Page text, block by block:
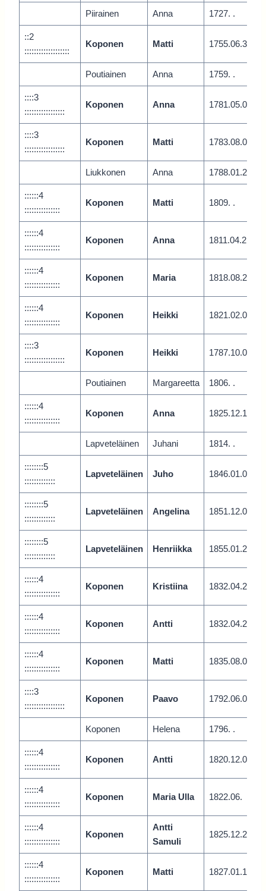
Piirainen Anna 1727. .
::2
:::::::::::::::::::
Koponen Matti 1755.06.3
Poutiainen Anna 1759. .
::::3
:::::::::::::::::
Koponen Anna 1781.05.0
::::3
:::::::::::::::::
Koponen Matti 1783.08.0
Liukkonen Anna 1788.01.2
::::::4
:::::::::::::::
Koponen Matti 1809. .
::::::4
:::::::::::::::
Koponen Anna 1811.04.2
::::::4
:::::::::::::::
Koponen Maria 1818.08.2
::::::4
:::::::::::::::
Koponen Heikki 1821.02.0
::::3
:::::::::::::::::
Koponen Heikki 1787.10.0
Poutiainen Margareetta 1806. .
::::::4
:::::::::::::::
Koponen Anna 1825.12.1
Lapveteläinen Juhani 1814. .
::::::::5
:::::::::::::
Lapveteläinen Juho 1846.01.0
::::::::5
:::::::::::::
Lapveteläinen Angelina 1851.12.0
::::::::5
:::::::::::::
Lapveteläinen Henriikka 1855.01.2
::::::4
:::::::::::::::
Koponen Kristiina 1832.04.2
::::::4
:::::::::::::::
Koponen Antti 1832.04.2
::::::4
:::::::::::::::
Koponen Matti 1835.08.0
::::3
:::::::::::::::::
Koponen Paavo 1792.06.0
Koponen Helena 1796. .
::::::4
:::::::::::::::
Koponen Antti 1820.12.0
::::::4
:::::::::::::::
Koponen Maria Ulla 1822.06.
::::::4
:::::::::::::::
Koponen
Antti
Samuli
1825.12.2
::::::4
:::::::::::::::
Koponen Matti 1827.01.1